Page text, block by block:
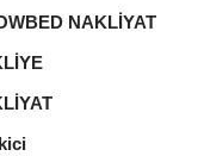
NAKLİYAT